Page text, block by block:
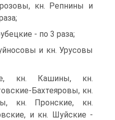
кн. Репнины и
- по 3 раза;
и кн. Урусовы
кн. Кашины, кн.
Бахтеяровы, кн.
кн. Пронские, кн.
и кн. Шуйские -